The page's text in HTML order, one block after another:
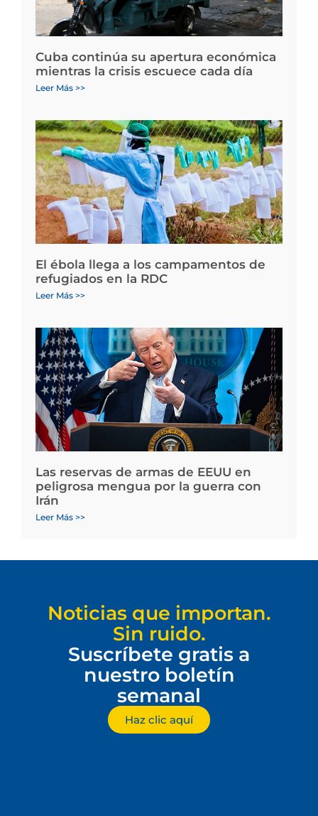
Cuba continúa su apertura económica
mientras la crisis escuece cada día
Leer Más >>
El ébola llega a los campamentos de
refugiados en la RDC
Leer Más >>
Las reservas de armas de EEUU en
peligrosa mengua por la guerra con
Irán
Leer Más >>
Noticias que importan.
Sin ruido.
Suscríbete gratis a
nuestro boletín
semanal
Haz clic aquí